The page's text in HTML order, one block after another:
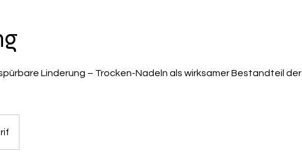
Linderung – Trocken-Nadeln als wirksamer Bestandteil der